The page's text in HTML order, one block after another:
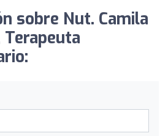
sobre Nut. Camila